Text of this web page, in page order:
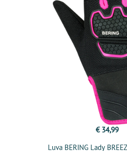
€ 34,99
Luva BERING Lady